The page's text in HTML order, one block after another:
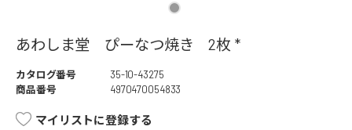
あわしま堂 ぴーなつ焼き 2枚 *
カタログ番号
35-10-43275
商品番号
4970470054833
マイリストに登録する